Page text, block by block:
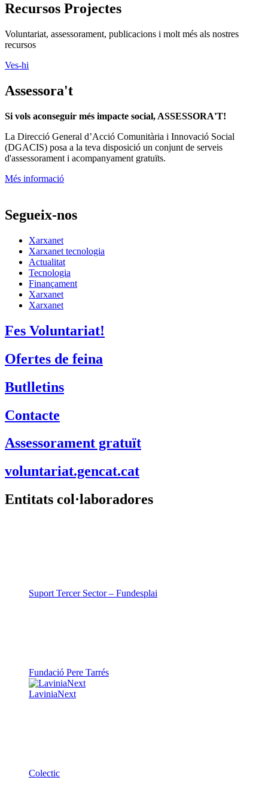
Recursos Projectes
Voluntariat, assessorament, publicacions i molt més als nostres
recursos
Ves-hi
Assessora't
Si vols aconseguir més impacte social, ASSESSORA'T!
La Direcció General d’Acció Comunitària i Innovació Social
(DGACIS) posa a la teva disposició un conjunt de serveis
d'assessorament i acompanyament gratuïts.
Més informació
Segueix-nos
Xarxanet
Xarxanet tecnologia
Actualitat
Tecnologia
Finançament
Xarxanet
Xarxanet
Fes Voluntariat!
Ofertes de feina
Butlletins
Contacte
Assessorament gratuït
voluntariat.gencat.cat
Entitats col·laboradores
Suport Tercer Sector – Fundesplai
Fundació Pere Tarrés
LaviniaNext
Colectic